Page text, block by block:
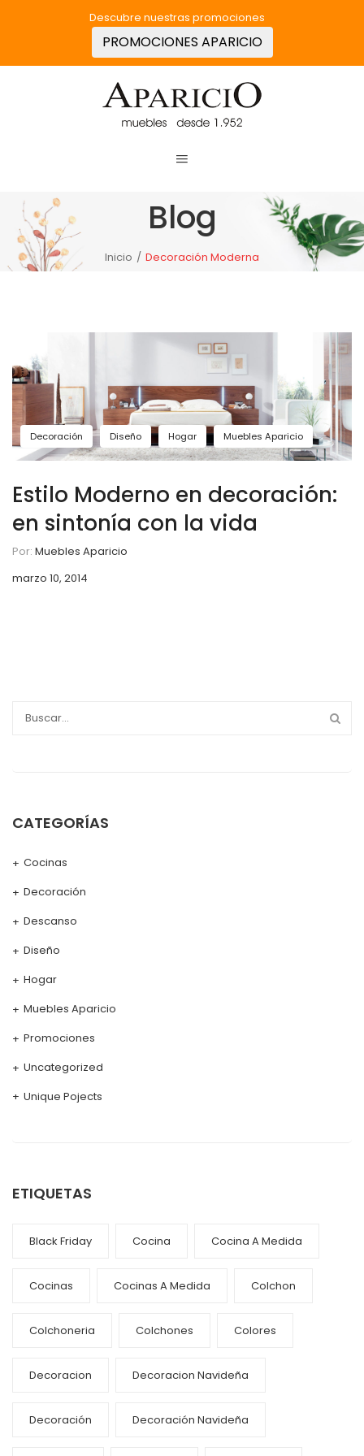
Descubre nuestras promociones
PROMOCIONES APARICIO
Blog
Inicio / Decoración Moderna
Decoración Diseño Hogar Muebles Aparicio
Estilo Moderno en decoración:
en sintonía con la vida
Por: Muebles Aparicio
marzo 10, 2014
CATEGORÍAS
Cocinas
Decoración
Descanso
Diseño
Hogar
Muebles Aparicio
Promociones
Uncategorized
Unique Pojects
ETIQUETAS
Black Friday Cocina Cocina A Medida
Cocinas Cocinas A Medida Colchon
Colchoneria Colchones Colores
Decoracion Decoracion Navideña
Decoración Decoración Navideña